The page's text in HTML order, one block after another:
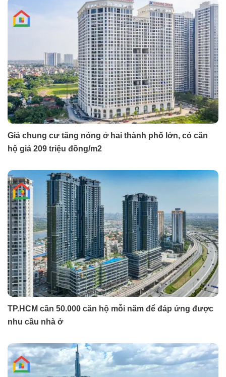
Giá chung cư tăng nóng ở hai thành phố lớn, có căn
hộ giá 209 triệu đồng/m2
TP.HCM cần 50.000 căn hộ mỗi năm để đáp ứng được
nhu cầu nhà ở